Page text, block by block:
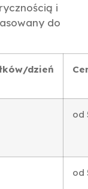
i
do
dzień
od
od